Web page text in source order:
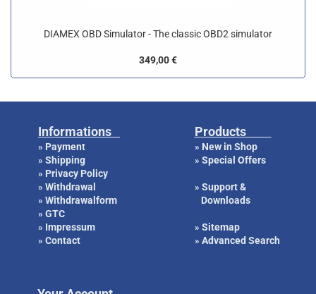
DIAMEX OBD Simulator - The classic OBD2 simulator
349,00 €
Informations
» Payment
» Shipping
» Privacy Policy
» Withdrawal
» Withdrawalform
» GTC
» Impressum
» Contact
Products
» New in Shop
» Special Offers
» Support &
Downloads
» Sitemap
» Advanced Search